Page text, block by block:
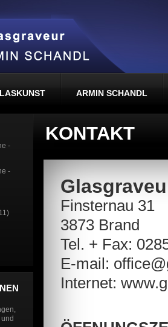
ARMIN SCHANDL
KONTAKT
Finsternau 31
3873 Brand
Tel. + Fax:
E-mail:
Internet:
-
-